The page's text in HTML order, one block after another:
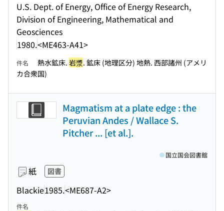
U.S. Dept. of Energy, Office of Energy Research,
Division of Engineering, Mathematical and
Geosciences
1980.<ME463-A41>
件名 熱水鉱床. 岩漿. 鉱床 (地理区分) 地熱. 西部諸州 (アメリ
カ合衆国)
Magmatism at a plate edge : the
Peruvian Andes / Wallace S.
Pitcher ... [et al.].
紙 図書
Blackie1985.<ME687-A2>
国立国会図書館
件名